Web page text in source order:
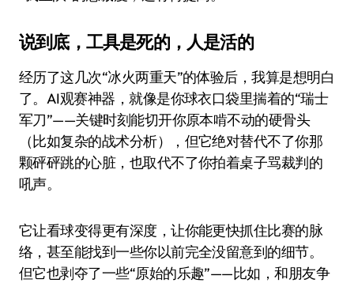
说到底，工具是死的，人是活的
经历了这几次“冰火两重天”的体验后，我算是想明白
了。AI观赛神器，就像是你球衣口袋里揣着的“瑞士
军刀”——关键时刻能切开你原本啃不动的硬骨头
（比如复杂的战术分析），但它绝对替代不了你那
颗砰砰跳的心脏，也取代不了你拍着桌子骂裁判的
吼声。
它让看球变得更有深度，让你能更快抓住比赛的脉
络，甚至能找到一些你以前完全没留意到的细节。
但它也剥夺了一些“原始的乐趣”——比如，和朋友争